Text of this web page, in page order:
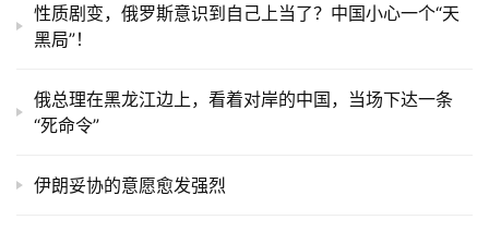
性质剧变，俄罗斯意识到自己上当了？中国小心一个“天
黑局”！
俄总理在黑龙江边上，看着对岸的中国，当场下达一条
“死命令”
伊朗妥协的意愿愈发强烈